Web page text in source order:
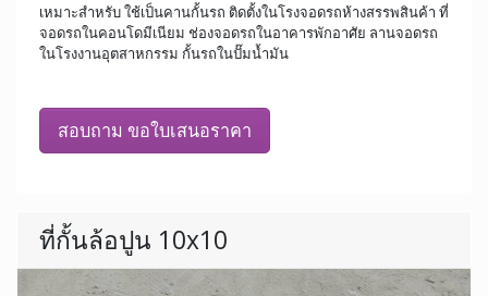
เหมาะสำหรับ ใช้เป็นคานกั้นรถ ติดตั้งในโรงจอดรถห้างสรรพสินค้า ที่
จอดรถในคอนโดมีเนียม ช่องจอดรถในอาคารพักอาศัย ลานจอดรถ
ในโรงงานอุตสาหกรรม กั้นรถในปั๊มน้ำมัน
สอบถาม ขอใบเสนอราคา
ที่กั้นล้อปูน 10x10